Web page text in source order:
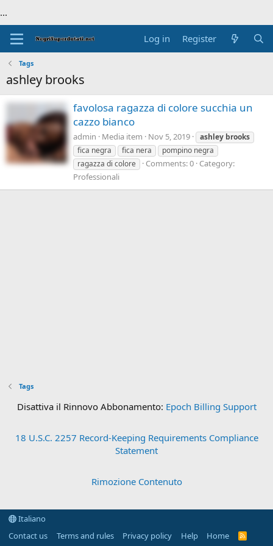
...
Log in Register
Tags
ashley brooks
favolosa ragazza di colore succhia un
cazzo bianco
admin Media item Nov 5, 2019 ashley brooks
fica negra
fica nera
pompino negra
ragazza di colore
Comments: 0 Category:
Professionali
Tags
Disattiva il Rinnovo Abbonamento: Epoch Billing Support
18 U.S.C. 2257 Record-Keeping Requirements Compliance
Statement
Rimozione Contenuto
Italiano
Contact us
Terms and rules Privacy policy Help Home
R